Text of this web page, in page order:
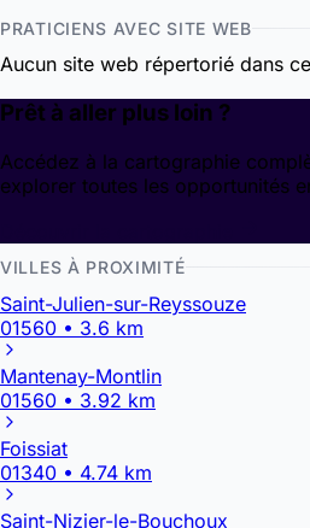
PRATICIENS AVEC SITE WEB
Aucun site web répertorié dans
Prêt à aller plus loin ?
Accédez à la cartographie
explorer toutes les opportunités
VILLES À PROXIMITÉ
Saint-Julien-sur-Reyssouze
01560 • 3.6 km
Mantenay-Montlin
01560 • 3.92 km
Foissiat
01340 • 4.74 km
Saint-Nizier-le-Bouchoux